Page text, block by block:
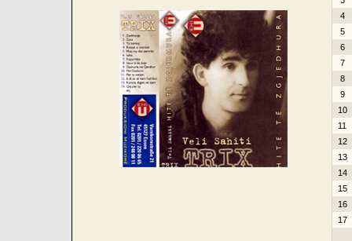
4
5
6
7
8
9
10
11
12
13
14
15
16
17